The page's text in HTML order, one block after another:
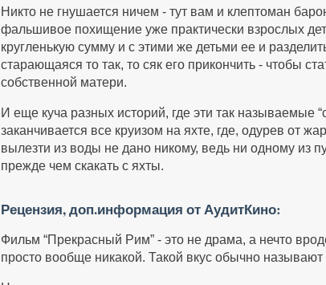
Никто не гнушается ничем - тут вам и клептоман
фальшивое похищение уже практически взрослых
кругленькую сумму и с этими же детьми ее и
старающаяся то так, то сяк его прикончить - чтобы
собственной матери.
И еще куча разных историй, где эти так называемые
заканчивается все круизом на яхте, где, одурев от
вылезти из воды не дано никому, ведь ни одному из
прежде чем скакать с яхты.
Рецензия, доп.информация от АудитКино:
Фильм “Прекрасный Рим” - это не драма, а нечто
просто вообще никакой. Такой вкус обычно называют